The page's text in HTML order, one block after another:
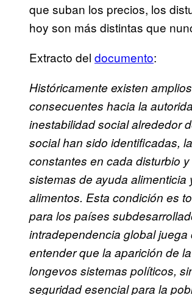
que suban los precios, los
hoy son más distintas que
Extracto del documento:
Históricamente existen
consecuentes hacia la
inestabilidad social alrededor
social han sido identificadas,
constantes en cada disturbio
sistemas de ayuda
alimentos. Esta condición es
para los países
intradependencia global
entender que la aparición de
longevos sistemas políticos,
seguridad esencial para la